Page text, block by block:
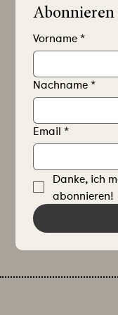
Abonnieren
Vorname *
Nachname *
Email *
Danke, ich
abonnieren!